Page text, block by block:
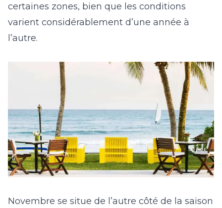
certaines zones, bien que les conditions
varient considérablement d’une année à
l’autre.
Novembre se situe de l’autre côté de la saison